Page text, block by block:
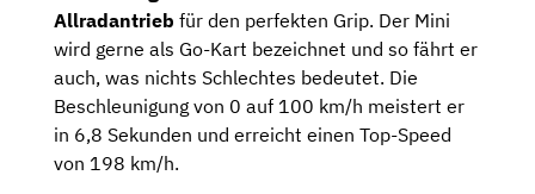
Allradantrieb für den perfekten Grip. Der Mini
wird gerne als Go-Kart bezeichnet und so fährt er
auch, was nichts Schlechtes bedeutet. Die
Beschleunigung von 0 auf 100 km/h meistert er
in 6,8 Sekunden und erreicht einen Top-Speed
von 198 km/h.